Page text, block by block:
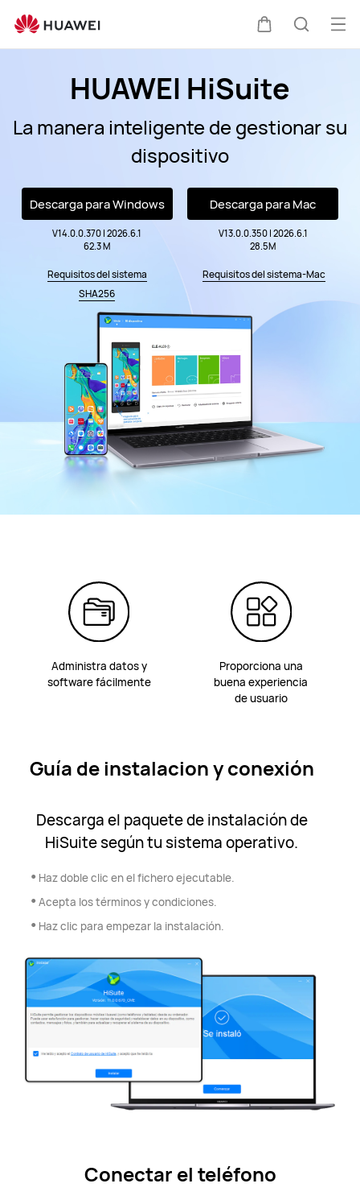
técnico
HUAWEI
Carrito
HUAWEI HiSuite
La manera inteligente de gestionar su
dispositivo
Descarga para Windows
V14.0.0.370 | 2026.6.1
62.3 M
Requisitos del sistema
SHA256
Descarga para Mac
V13.0.0.350 | 2026.6.1
28.5M
Requisitos del sistema-Mac
Administra datos y
software fácilmente
Proporciona una
buena experiencia
de usuario
Guía de instalacion y conexión
Descarga el paquete de instalación de
HiSuite según tu sistema operativo.
• Haz doble clic en el fichero ejecutable.
• Acepta los términos y condiciones.
• Haz clic para empezar la instalación.
Conectar el teléfono